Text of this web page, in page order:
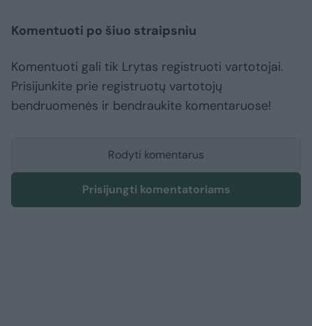
Komentuoti po šiuo straipsniu
Komentuoti gali tik Lrytas registruoti vartotojai.
Prisijunkite prie registruotų vartotojų
bendruomenės ir bendraukite komentaruose!
Rodyti komentarus
Prisijungti komentatoriams